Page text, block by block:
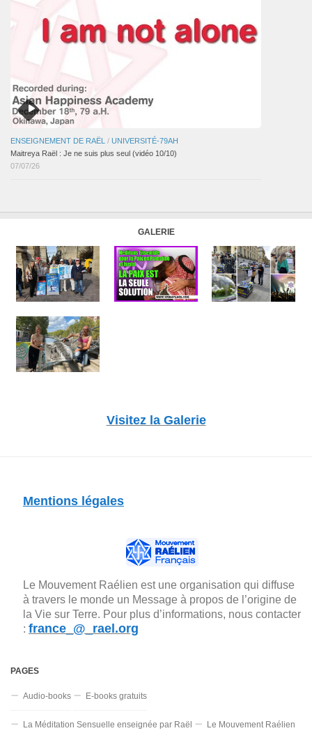
ENSEIGNEMENT DE RAËL / UNIVERSITÉ-79AH
Maitreya Raël : Je ne suis plus seul (vidéo 10/10)
07/07/26
GALERIE
Visitez la Galerie
Mentions légales
Le Mouvement Raélien est une organisation qui diffuse
à travers le monde un Message à propos de l’origine de
la Vie sur Terre. Pour plus d’informations, nous contacter
: france_@_rael.org
PAGES
Audio-books E-books gratuits
La Méditation Sensuelle enseignée par Raël Le Mouvement Raélien